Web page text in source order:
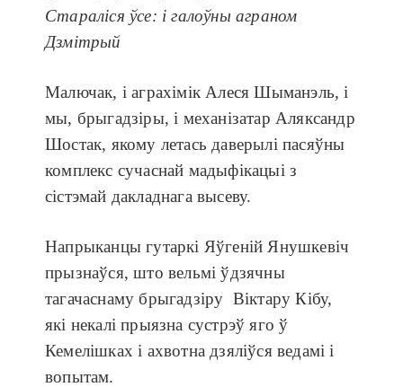
Стараліся ўсе: і галоўны аграном
Дзмітрый
Малючак, і аграхімік Алеся Шыманэль, і
мы, брыгадзіры, і механізатар Аляксандр
Шостак, якому летась даверылі пасяўны
комплекс сучаснай мадыфікацыі з
сістэмай дакладнага высеву.
Напрыканцы гутаркі Яўгеній Янушкевіч
прызнаўся, што вельмі ўдзячны
тагачаснаму брыгадзіру Віктару Кібу,
які некалі прыязна сустрэў яго ў
Кемелішках і ахвотна дзяліўся ведамі і
вопытам.